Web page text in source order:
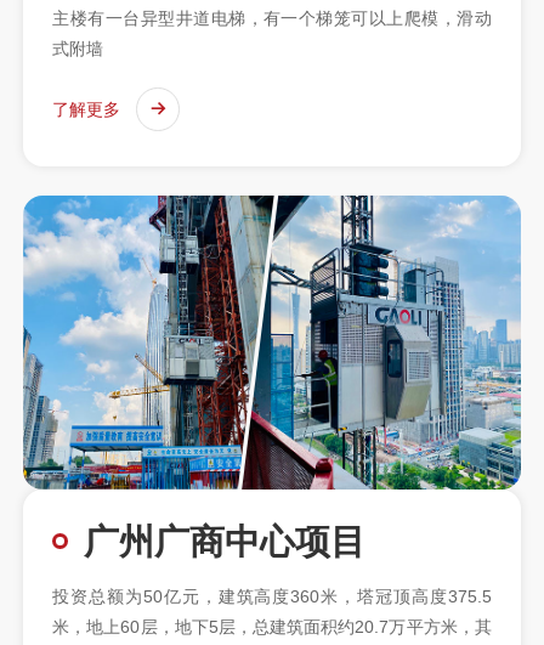
主楼有一台异型井道电梯，有一个梯笼可以上爬模，滑动
式附墙
了解更多
广州广商中心项目
投资总额为50亿元，建筑高度360米，塔冠顶高度375.5
米，地上60层，地下5层，总建筑面积约20.7万平方米，其